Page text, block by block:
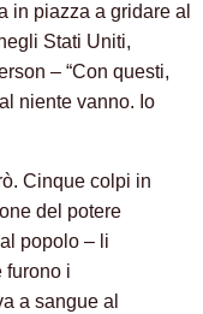
in piazza a gridare al
Stati Uniti,
– “Con questi,
niente vanno. Io
Cinque colpi in
del potere
popolo – li
furono i
a sangue al